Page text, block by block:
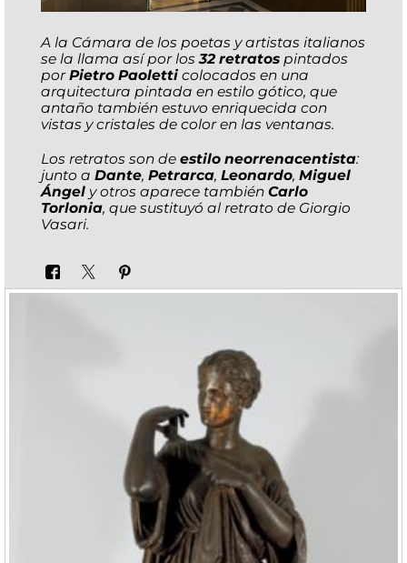
A la Cámara de los poetas y artistas italianos
se la llama así por los32 retratos pintados
porPietro Paoletti colocados en una
arquitectura pintada en estilo gótico, que
antaño también estuvo enriquecida con
vistas y cristales de color en las ventanas.
Los retratos son de estilo neorrenacentista:
junto a Dante, Petrarca, Leonardo, Miguel
Ángel y otros aparece también Carlo
Torlonia, que sustituyó al retrato de Giorgio
Vasari.